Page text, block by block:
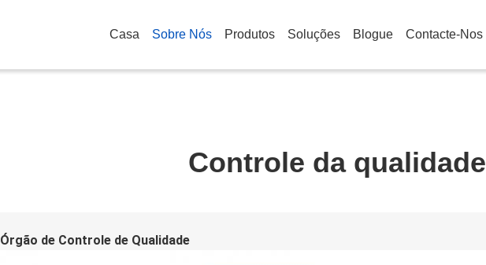
Casa Sobre Nós Produtos Soluções Blogue Contacte-Nos
Controle da qualidade
Órgão de Controle de Qualidade